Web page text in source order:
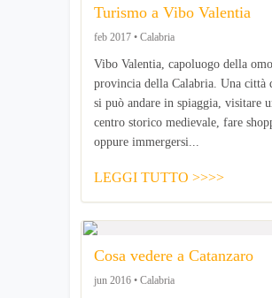
Turismo a Vibo Valentia
feb 2017 • Calabria
Vibo Valentia, capoluogo della
provincia della Calabria. Una città
si può andare in spiaggia, visitare
centro storico medievale, fare
oppure immergersi...
LEGGI TUTTO >>>>
Cosa vedere a Catanzaro
jun 2016 • Calabria